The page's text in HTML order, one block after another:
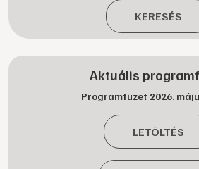
KERESÉS
Aktuális
Programfüzet 2026.
LETÖLTÉS